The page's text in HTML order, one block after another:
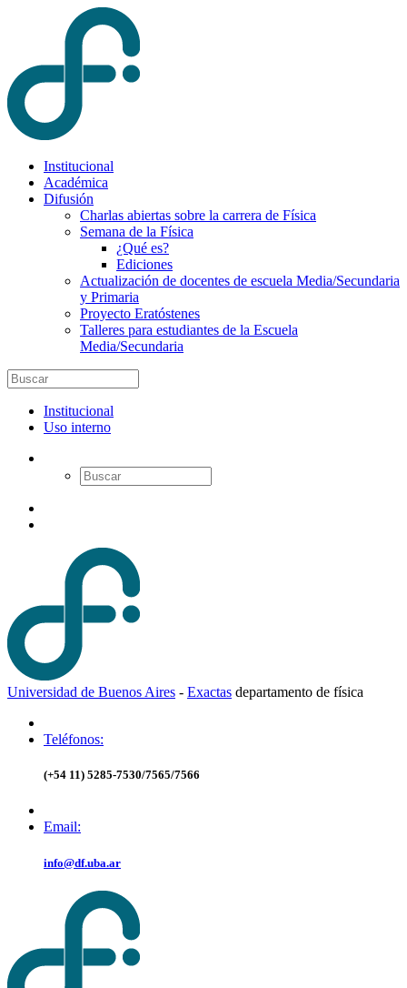
Institucional
Académica
Difusión
Charlas abiertas sobre la carrera de Física
Semana de la Física
¿Qué es?
Ediciones
Actualización de docentes de escuela Media/Secundaria
y Primaria
Proyecto Eratóstenes
Talleres para estudiantes de la Escuela
Media/Secundaria
Institucional
Uso interno
Universidad de Buenos Aires - Exactas departamento de física
Teléfonos:
(+54 11) 5285-7530/7565/7566
Email:
info@df.uba.ar